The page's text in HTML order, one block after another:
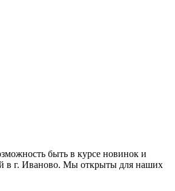
быть в курсе новинок и
в г. Иваново. Мы открыты для наших